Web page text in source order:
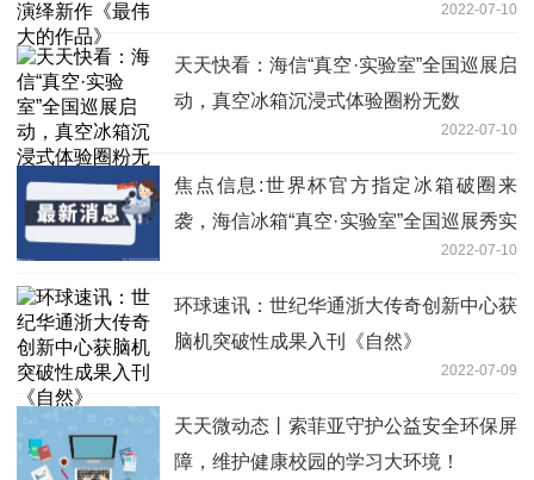
2022-07-10
天天快看：海信“真空·实验室”全国巡展启
动，真空冰箱沉浸式体验圈粉无数
2022-07-10
焦点信息:世界杯官方指定冰箱破圈来
袭，海信冰箱“真空·实验室”全国巡展秀实
2022-07-10
环球速讯：世纪华通浙大传奇创新中心获
脑机突破性成果入刊《自然》
2022-07-09
天天微动态丨索菲亚守护公益安全环保屏
障，维护健康校园的学习大环境！